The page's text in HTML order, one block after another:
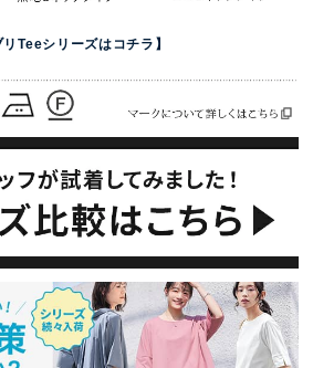
リTeeシリーズはコチラ】